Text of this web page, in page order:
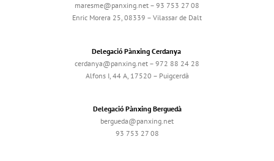
maresme@panxing.net – 93 753 27 08
Enric Morera 25, 08339 – Vilassar de Dalt
Delegació Pànxing Cerdanya
cerdanya@panxing.net – 972 88 24 28
Alfons I, 44 A, 17520 – Puigcerdà
Delegació Pànxing Berguedà
bergueda@panxing.net
93 753 27 08